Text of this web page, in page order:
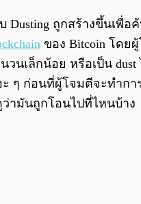
Dusting ถูกสร้างขึ้นเพื่อ
ของ Bitcoin โดย
วนเล็กน้อย หรือเป็น dust
ๆ ก่อนที่ผู้โจมตีจะทำกา
ว่ามันถูกโอนไปที่ไหนบ้าง